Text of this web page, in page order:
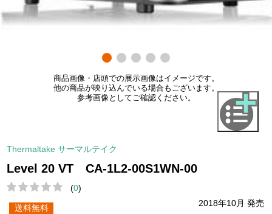
商品画像・店頭での展示画像はイメージです。
他の商品が映り込んでいる場合もございます。
参考画像としてご確認ください。
Thermaltake サーマルテイク
Level 20 VT CA-1L2-00S1WN-00
(0)
2018年10月 発売
送料無料